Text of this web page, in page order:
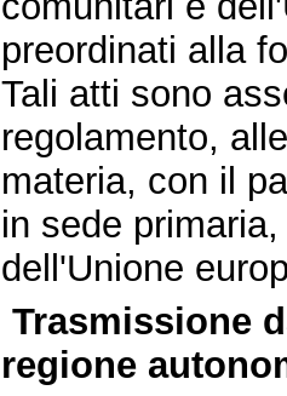
preordinati alla
Tali atti sono
regolamento,
materia, con il
in sede
dell'Unione
Trasmissione
regione